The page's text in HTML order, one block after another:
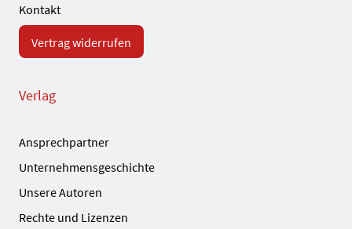
Kontakt
Vertrag widerrufen
Verlag
Ansprechpartner
Unternehmensgeschichte
Unsere Autoren
Rechte und Lizenzen